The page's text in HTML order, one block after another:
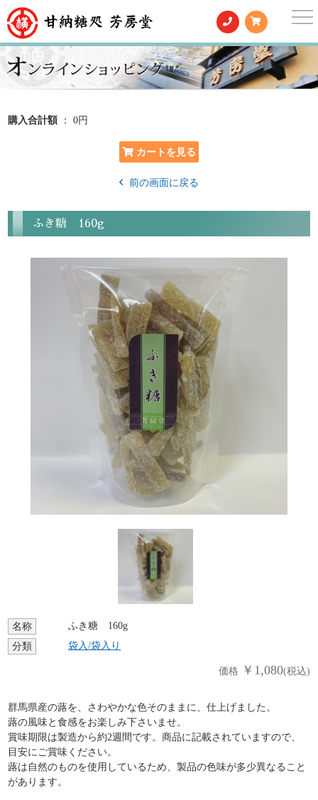
購入合計額 ： 0円
前の画面に戻る
ふき糖 160g
名称
ふき糖 160g
分類
袋入/袋入り
価格 ￥1,080(税込)
群馬県産の蕗を、さわやかな色そのままに、仕上げました。
蕗の風味と食感をお楽しみ下さいませ。
賞味期限は製造から約2週間です。商品に記載されていますので、
目安にご賞味ください。
蕗は自然のものを使用しているため、製品の色味が多少異なること
があります。